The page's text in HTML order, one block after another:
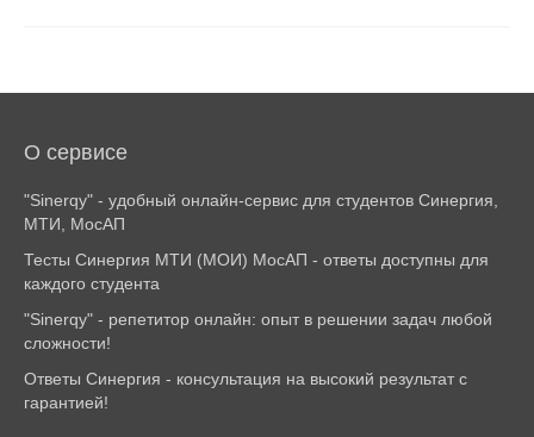
О сервисе
"Sinerqy" - удобный онлайн-сервис для студентов Синергия,
МТИ, МосАП
Тесты Синергия МТИ (МОИ) МосАП - ответы доступны для
каждого студента
"Sinerqy" - репетитор онлайн: опыт в решении задач любой
сложности!
Ответы Синергия - консультация на высокий результат с
гарантией!